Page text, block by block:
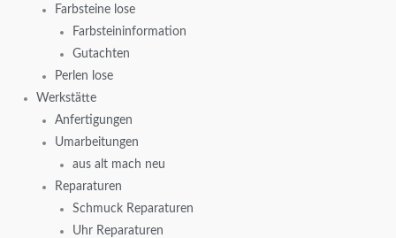
Farbsteine lose
Farbsteininformation
Gutachten
Perlen lose
Werkstätte
Anfertigungen
Umarbeitungen
aus alt mach neu
Reparaturen
Schmuck Reparaturen
Uhr Reparaturen